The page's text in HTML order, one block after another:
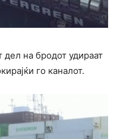
дел на бродот удираат
го каналот.